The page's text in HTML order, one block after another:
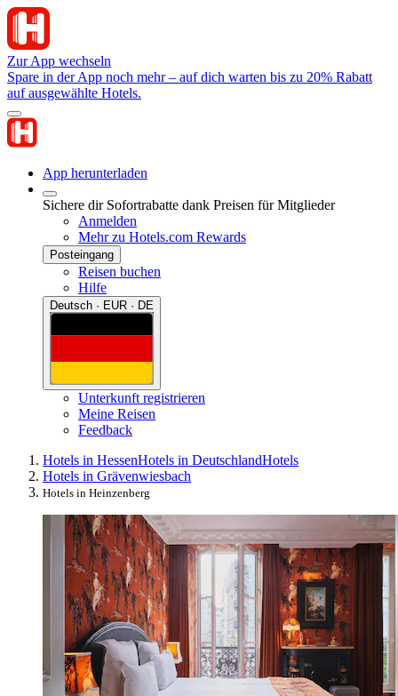
Zur App wechseln
Spare in der App noch mehr – auf dich warten bis zu 20% Rabatt
auf ausgewählte Hotels.
App herunterladen
Sichere dir Sofortrabatte dank Preisen für Mitglieder
Anmelden
Mehr zu Hotels.com Rewards
Posteingang
Reisen buchen
Hilfe
Deutsch · EUR · DE
Unterkunft registrieren
Meine Reisen
Feedback
Hotels in HessenHotels in DeutschlandHotels
Hotels in Grävenwiesbach
Hotels in Heinzenberg